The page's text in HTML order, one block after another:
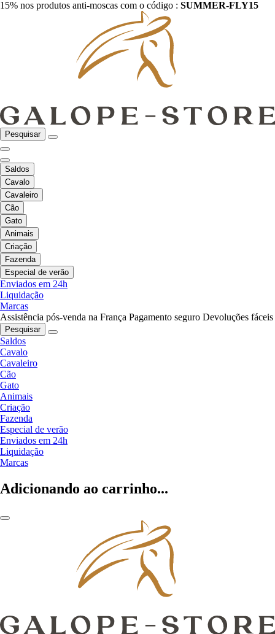
15% nos produtos anti-moscas com o código : SUMMER-FLY15
Pesquisar
Saldos
Cavalo
Cavaleiro
Cão
Gato
Animais
Criação
Fazenda
Especial de verão
Enviados em 24h
Liquidação
Marcas
Assistência pós-venda na França Pagamento seguro Devoluções fáceis
Pesquisar
Saldos
Cavalo
Cavaleiro
Cão
Gato
Animais
Criação
Fazenda
Especial de verão
Enviados em 24h
Liquidação
Marcas
Adicionando ao carrinho...